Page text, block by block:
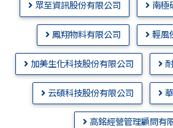
眾至資訊股份有限公司 南極
鳳翔物料有限公司 輕風
加美生化科技股份有限公司 耐
云碩科技股份有限公司 華
高銘經營管理顧問有